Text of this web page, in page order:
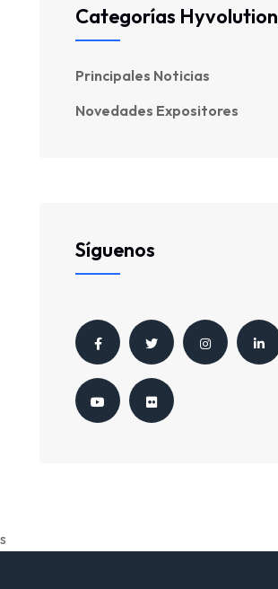
Categorías Hyvolution
Principales Noticias
Novedades Expositores
Síguenos
s